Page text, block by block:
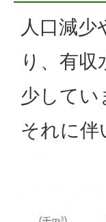
人口減
り、有
少してい
それに伴